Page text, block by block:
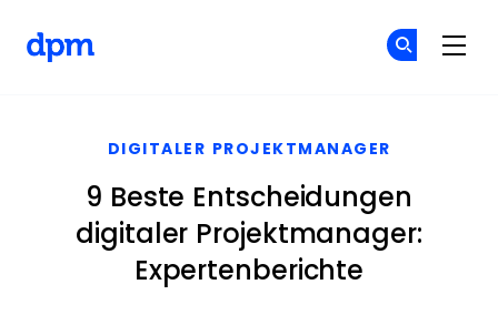
DIGITALER PROJEKTMANAGER
9 Beste Entscheidungen
digitaler Projektmanager:
Expertenberichte